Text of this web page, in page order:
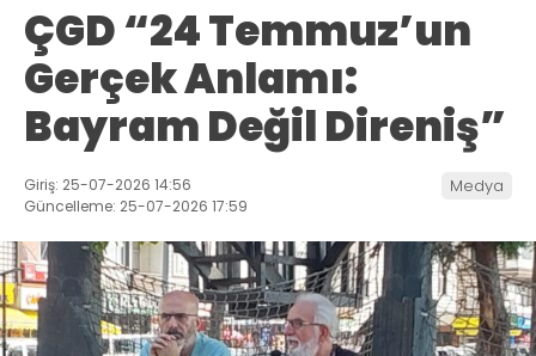
ÇGD “24 Temmuz’un
Gerçek Anlamı:
Bayram Değil Direniş”
Giriş: 25-07-2026 14:56
Güncelleme: 25-07-2026 17:59
Medya